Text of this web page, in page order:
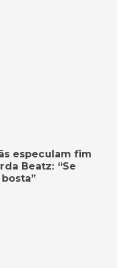
especulam fim
Beatz: “Se